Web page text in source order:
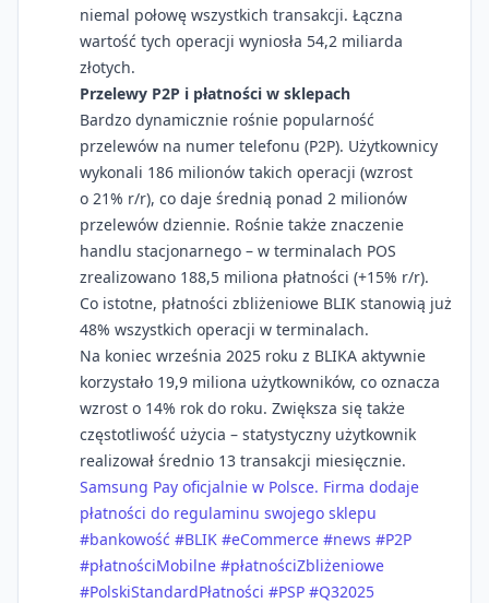
niemal połowę wszystkich transakcji. Łączna
wartość tych operacji wyniosła 54,2 miliarda
złotych.
Przelewy P2P i płatności w sklepach
Bardzo dynamicznie rośnie popularność
przelewów na numer telefonu (P2P). Użytkownicy
wykonali 186 milionów takich operacji (wzrost
o 21% r/r), co daje średnią ponad 2 milionów
przelewów dziennie. Rośnie także znaczenie
handlu stacjonarnego – w terminalach POS
zrealizowano 188,5 miliona płatności (+15% r/r).
Co istotne, płatności zbliżeniowe BLIK stanowią już
48% wszystkich operacji w terminalach.
Na koniec września 2025 roku z BLIKA aktywnie
korzystało 19,9 miliona użytkowników, co oznacza
wzrost o 14% rok do roku. Zwiększa się także
częstotliwość użycia – statystyczny użytkownik
realizował średnio 13 transakcji miesięcznie.
Samsung Pay oficjalnie w Polsce. Firma dodaje
płatności do regulaminu swojego sklepu
#bankowość #BLIK #eCommerce #news #P2P
#płatnościMobilne #płatnościZbliżeniowe
#PolskiStandardPłatności #PSP #Q32025